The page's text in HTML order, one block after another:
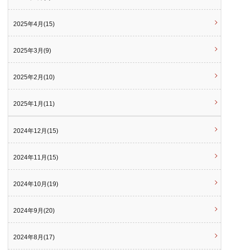
2025年4月(15)
2025年3月(9)
2025年2月(10)
2025年1月(11)
2024年12月(15)
2024年11月(15)
2024年10月(19)
2024年9月(20)
2024年8月(17)